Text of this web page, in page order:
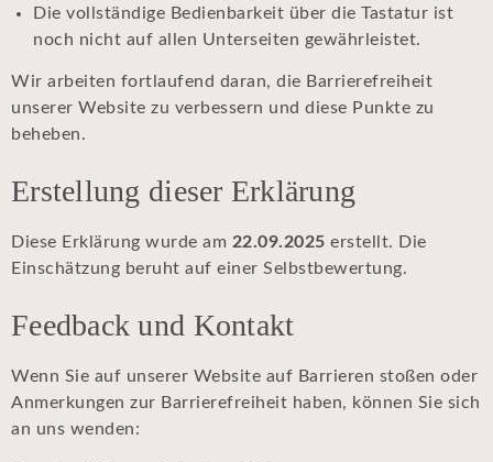
Die vollständige Bedienbarkeit über die Tastatur ist
noch nicht auf allen Unterseiten gewährleistet.
Wir arbeiten fortlaufend daran, die Barrierefreiheit
unserer Website zu verbessern und diese Punkte zu
beheben.
Erstellung dieser Erklärung
Diese Erklärung wurde am 22.09.2025 erstellt. Die
Einschätzung beruht auf einer Selbstbewertung.
Feedback und Kontakt
Wenn Sie auf unserer Website auf Barrieren stoßen oder
Anmerkungen zur Barrierefreiheit haben, können Sie sich
an uns wenden: